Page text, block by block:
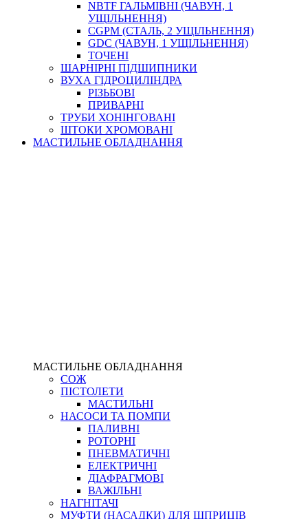
NBTF ГАЛЬМІВНІ (ЧАВУН, 1
УЩІЛЬНЕННЯ)
CGPM (СТАЛЬ, 2 УЩІЛЬНЕННЯ)
GDC (ЧАВУН, 1 УЩІЛЬНЕННЯ)
ТОЧЕНІ
ШАРНІРНІ ПІДШИПНИКИ
ВУХА ГІДРОЦИЛІНДРА
РІЗЬБОВІ
ПРИВАРНІ
ТРУБИ ХОНІНГОВАНІ
ШТОКИ ХРОМОВАНІ
МАСТИЛЬНЕ ОБЛАДНАННЯ
МАСТИЛЬНЕ ОБЛАДНАННЯ
СОЖ
ПІСТОЛЕТИ
МАСТИЛЬНІ
НАСОСИ ТА ПОМПИ
ПАЛИВНІ
РОТОРНІ
ПНЕВМАТИЧНІ
ЕЛЕКТРИЧНІ
ДІАФРАГМОВІ
ВАЖІЛЬНІ
НАГНІТАЧІ
МУФТИ (НАСАДКИ) ДЛЯ ШПРИЦІВ